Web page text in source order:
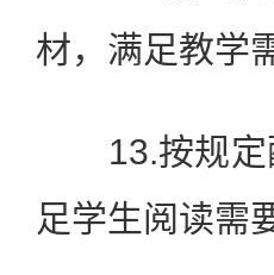
材，满足教学
13.按规定
足学生阅读需